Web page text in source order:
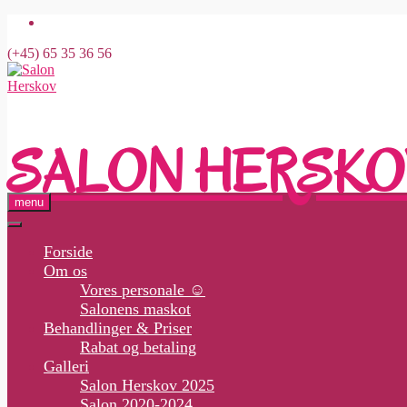
Skip
content
(+45) 65 35 36 56
SALON
menu
Forside
Om os
Vores personale ☺
Salonens maskot
Behandlinger & Priser
Rabat og betaling
Galleri
Salon Herskov 2025